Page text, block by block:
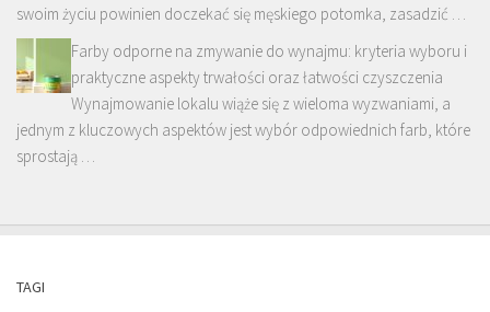
swoim życiu powinien doczekać się męskiego potomka, zasadzić …
Farby odporne na zmywanie do wynajmu: kryteria wyboru i
praktyczne aspekty trwałości oraz łatwości czyszczenia
Wynajmowanie lokalu wiąże się z wieloma wyzwaniami, a
jednym z kluczowych aspektów jest wybór odpowiednich farb, które
sprostają …
TAGI